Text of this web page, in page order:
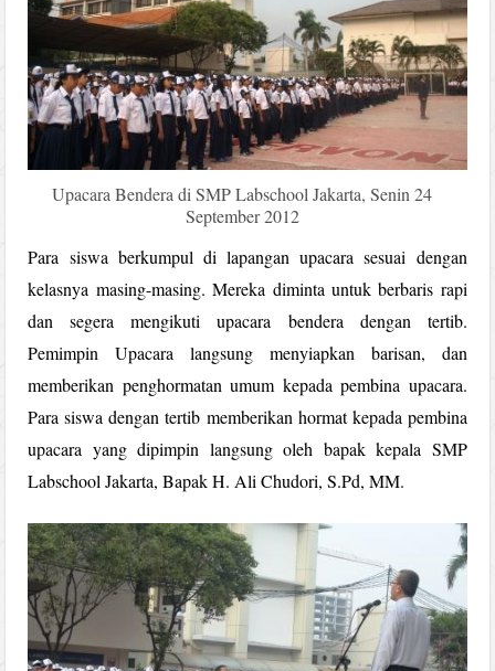
Upacara Bendera di SMP Labschool Jakarta, Senin 24
September 2012
Para siswa berkumpul di lapangan upacara sesuai dengan
kelasnya masing-masing. Mereka diminta untuk berbaris rapi
dan segera mengikuti upacara bendera dengan tertib.
Pemimpin Upacara langsung menyiapkan barisan, dan
memberikan penghormatan umum kepada pembina upacara.
Para siswa dengan tertib memberikan hormat kepada pembina
upacara yang dipimpin langsung oleh bapak kepala SMP
Labschool Jakarta, Bapak H. Ali Chudori, S.Pd, MM.